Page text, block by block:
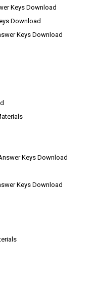
Keys Download
Download
Keys Download
Keys Download
Keys Download